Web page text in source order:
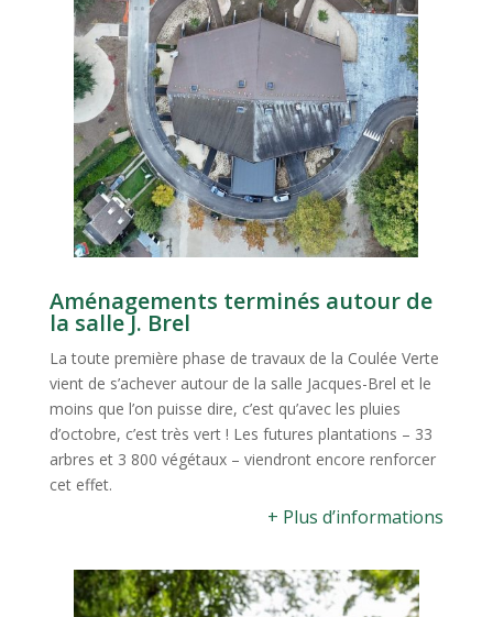
Aménagements terminés autour de
la salle J. Brel
La toute première phase de travaux de la Coulée Verte
vient de s’achever autour de la salle Jacques-Brel et le
moins que l’on puisse dire, c’est qu’avec les pluies
d’octobre, c’est très vert ! Les futures plantations – 33
arbres et 3 800 végétaux – viendront encore renforcer
cet effet.
+ Plus d’informations